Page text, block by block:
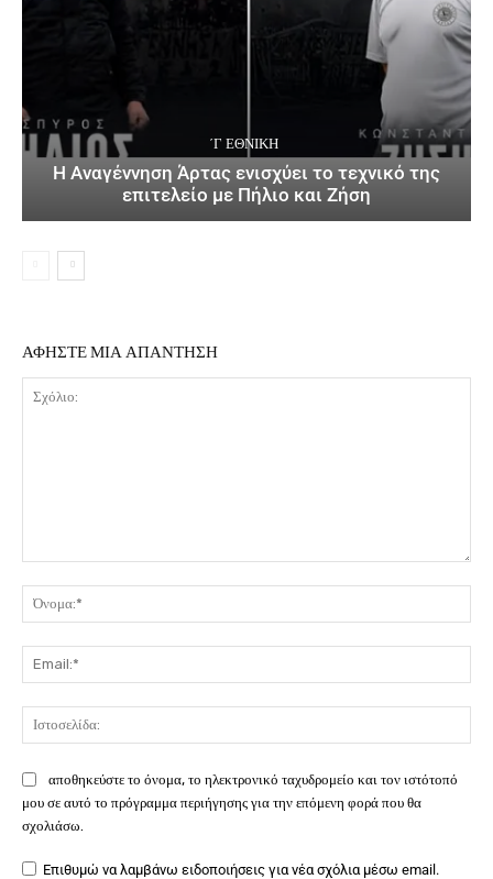
΄Γ ΕΘΝΙΚΉ
Η Αναγέννηση Άρτας ενισχύει το τεχνικό της
επιτελείο με Πήλιο και Ζήση
ΑΦΗΣΤΕ ΜΙΑ ΑΠΑΝΤΗΣΗ
αποθηκεύστε το όνομα, το ηλεκτρονικό ταχυδρομείο και τον ιστότοπό
μου σε αυτό το πρόγραμμα περιήγησης για την επόμενη φορά που θα
σχολιάσω.
Επιθυμώ να λαμβάνω ειδοποιήσεις για νέα σχόλια μέσω email.